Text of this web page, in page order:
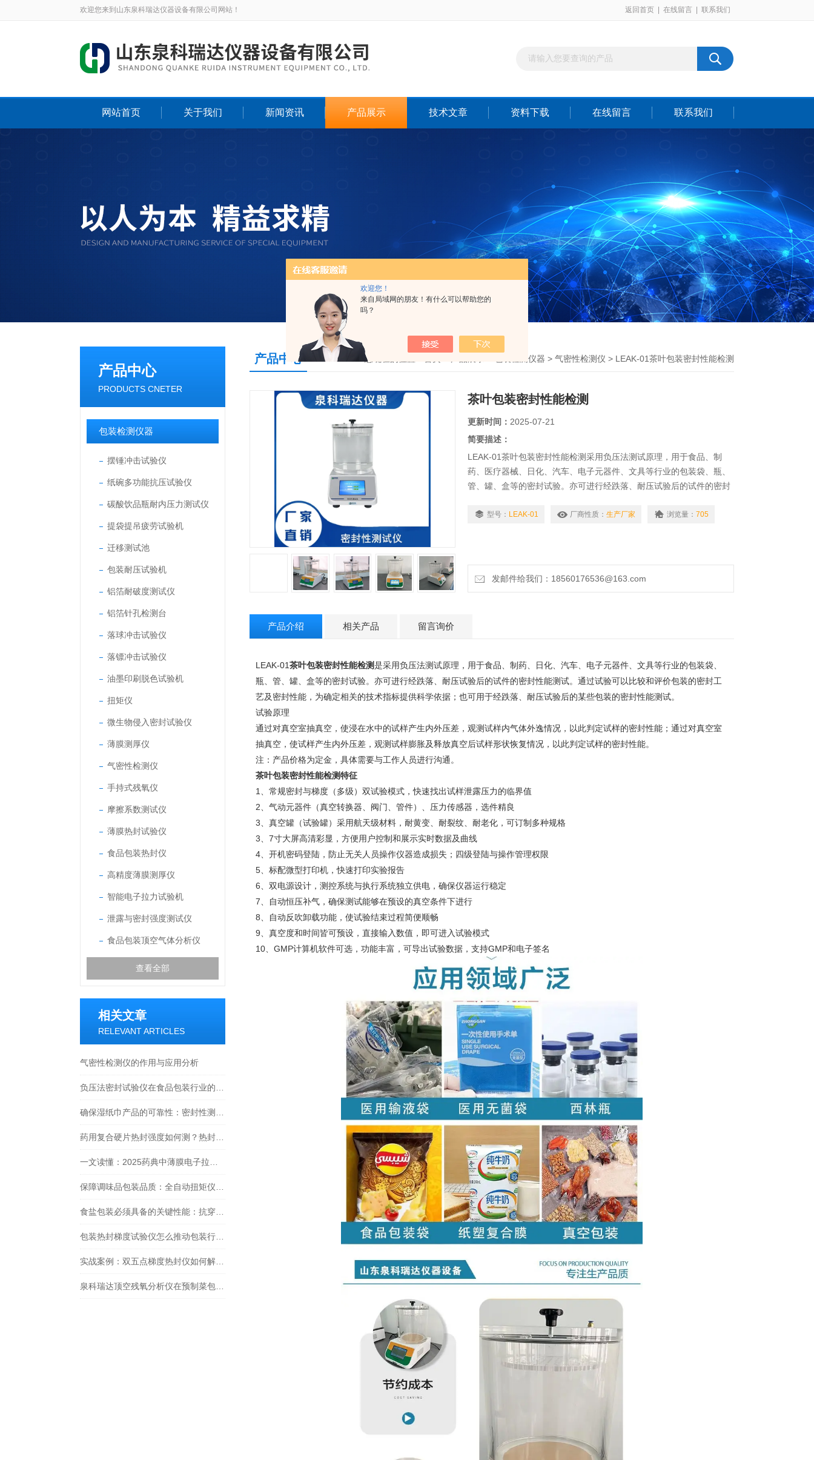
欢迎您！
来自局域网的朋友！有什么可以帮助您的
吗？
欢迎您来到山东泉科瑞达仪器设备有限公司网站！ 返回首页 在线留言 联系我们
网站首页 关于我们 新闻资讯 产品展示 技术文章 资料下载 在线留言 联系我们
产品中心
PRODUCTS CNETER
包装检测仪器
摆锤冲击试验仪
纸碗多功能抗压试验仪
碳酸饮品瓶耐内压力测试仪
提袋提吊疲劳试验机
迁移测试池
包装耐压试验机
铝箔耐破度测试仪
铝箔针孔检测台
落球冲击试验仪
落镖冲击试验仪
油墨印刷脱色试验机
扭矩仪
微生物侵入密封试验仪
薄膜测厚仪
气密性检测仪
手持式残氧仪
摩擦系数测试仪
薄膜热封试验仪
食品包装热封仪
高精度薄膜测厚仪
智能电子拉力试验机
泄露与密封强度测试仪
食品包装顶空气体分析仪
查看全部
相关文章
RELEVANT ARTICLES
气密性检测仪的作用与应用分析
产品中心 您现在的位置： 包装检测仪器 > 气密性检测仪 > LEAK-01茶叶包装密封性能检测
茶叶包装密封性能检测
更新时间： 2025-07-21
简要描述：
LEAK-01茶叶包装密封性能检测采用负压法测试原理，用于食品、制
药、医疗器械、日化、汽车、电子元器件、文具等行业的包装袋、瓶、
管、罐、盒等的密封试验。亦可进行经跌落、耐压试验后的试件的密封
能，为确定相关的技术指标提供科学依据；也可用于经跌落、耐压试验
型号： LEAK-01 厂商性质： 生产厂家 浏览量： 705
发邮件给我们：18560176536@163.com
产品介绍 相关产品 留言询价
LEAK-01茶叶包装密封性能检测是采用负压法测试原理，用于食品、制药、日化、汽车、电子元器件、文具等行业的包装袋、
瓶、管、罐、盒等的密封试验。亦可进行经跌落、耐压试验后的试件的密封性能测试。通过试验可以比较和评价包装的密封工
艺及密封性能，为确定相关的技术指标提供科学依据；也可用于经跌落、耐压试验后的某些包装的密封性能测试。
试验原理
通过对真空室抽真空，使浸在水中的试样产生内外压差，观测试样内气体外逸情况，以此判定试样的密封性能；通过对真空室
抽真空，使试样产生内外压差，观测试样膨胀及释放真空后试样形状恢复情况，以此判定试样的密封性能。
注：产品价格为定金，具体需要与工作人员进行沟通。
茶叶包装密封性能检测特征
1、常规密封与梯度（多级）双试验模式，快速找出试样泄露压力的临界值
2、气动元器件（真空转换器、阀门、管件）、压力传感器，选件精良
3、真空罐（试验罐）采用航天级材料，耐黄变、耐裂纹、耐老化，可订制多种规格
3、7寸大屏高清彩显，方便用户控制和展示实时数据及曲线
4、开机密码登陆，防止无关人员操作仪器造成损失；四级登陆与操作管理权限
5、标配微型打印机，快速打印实验报告
6、双电源设计，测控系统与执行系统独立供电，确保仪器运行稳定
7、自动恒压补气，确保测试能够在预设的真空条件下进行
8、自动反吹卸载功能，使试验结束过程简便顺畅
9、真空度和时间皆可预设，直接输入数值，即可进入试验模式
10、GMP计算机软件可选，功能丰富，可导出试验数据，支持GMP和电子签名